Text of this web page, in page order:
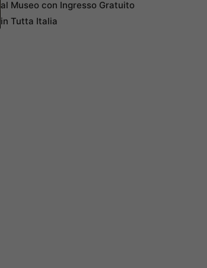
al Museo con Ingresso Gratuito
in Tutta Italia